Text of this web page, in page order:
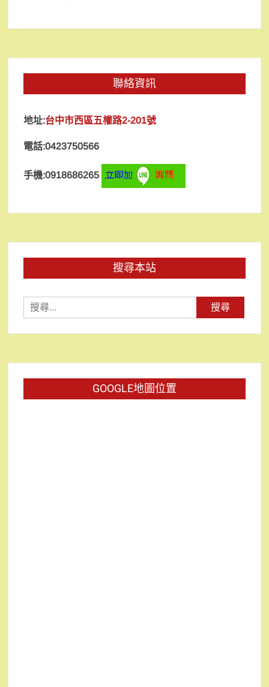
聯絡資訊
地址:台中市西區五權路2-201號
電話:0423750566
手機:0918686265
搜尋本站
尋
關
GOOGLE地圖位置